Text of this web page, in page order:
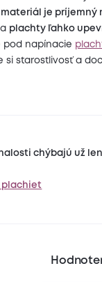
materiál je príjemný
plachty ľahko
pod napínacie
si starostlivosť a
chýbajú už
plachiet